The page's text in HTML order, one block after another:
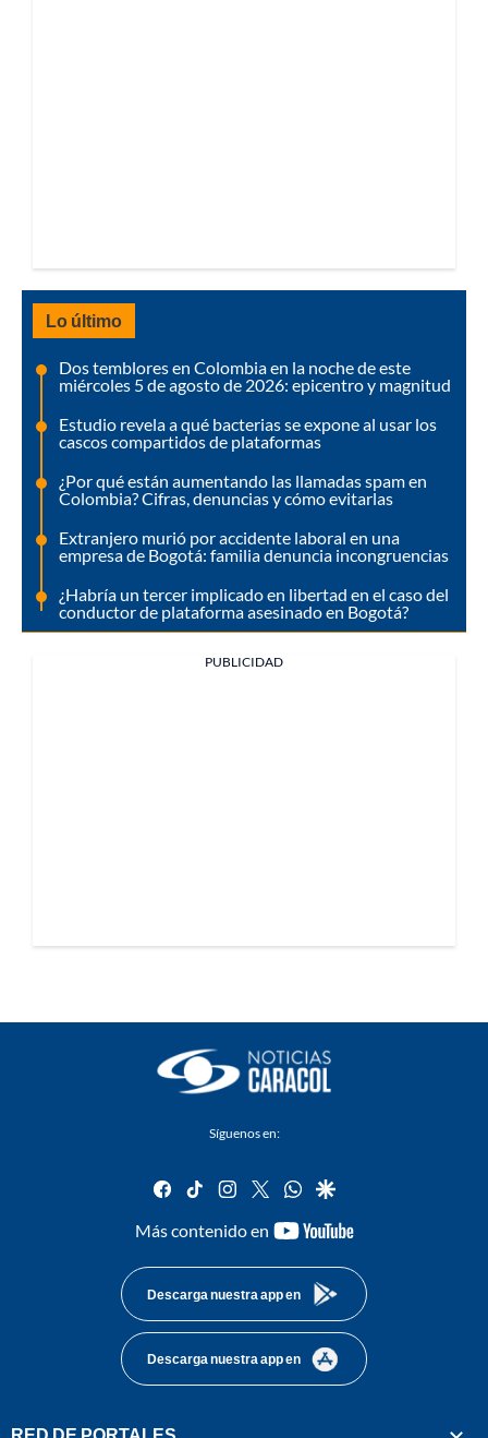
Lo último
Dos temblores en Colombia en la noche de este
miércoles 5 de agosto de 2026: epicentro y magnitud
Estudio revela a qué bacterias se expone al usar los
cascos compartidos de plataformas
¿Por qué están aumentando las llamadas spam en
Colombia? Cifras, denuncias y cómo evitarlas
Extranjero murió por accidente laboral en una
empresa de Bogotá: familia denuncia incongruencias
¿Habría un tercer implicado en libertad en el caso del
conductor de plataforma asesinado en Bogotá?
PUBLICIDAD
Síguenos en:
facebook
tiktok instagram
twitterwhatsapp
google
Más contenido en
youtube-
Descarga nuestra app en
Descarga nuestra app en